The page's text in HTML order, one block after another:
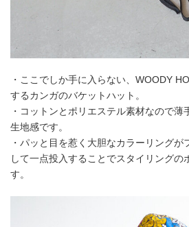
・ここでしか手に入らない、WOODY
するカンガのバケットハット。
・コットンとポリエステル素材なので薄
生地感です。
・パッと目を惹く大胆なカラーリングが
して一点投入することでスタイリングの
す。